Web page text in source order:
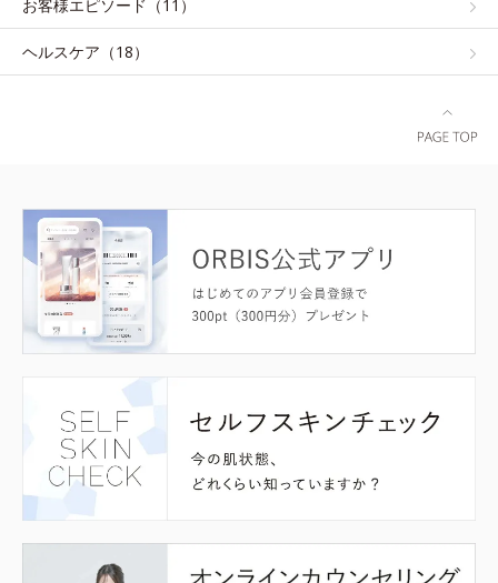
お客様エピソード（11）
ヘルスケア（18）